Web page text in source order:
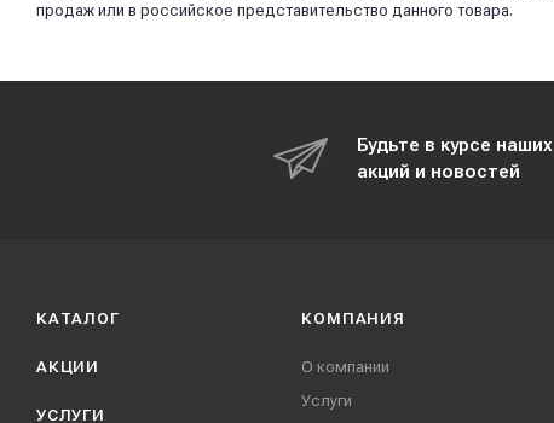
продаж или в российское представительство данного товара.
Будьте в курсе наших
акций и новостей
КАТАЛОГ
АКЦИИ
УСЛУГИ
КОМПАНИЯ
О компании
Услуги